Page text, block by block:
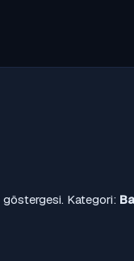
Kategori: